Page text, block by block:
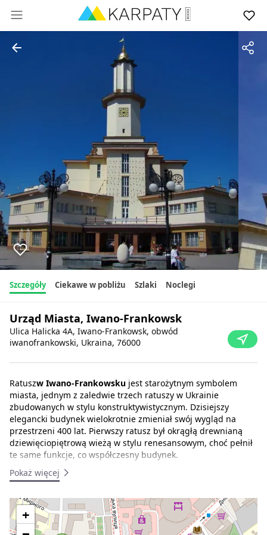
Szczegóły Ciekawe w pobliżu Szlaki Noclegi
Urząd Miasta, Iwano-Frankowsk
Ulica Halicka 4A, Iwano-Frankowsk, obwód
iwanofrankowski, Ukraina, 76000
Ratuszw Iwano-Frankowsku jest starożytnym symbolem
miasta, jednym z zaledwie trzech ratuszy w Ukrainie
zbudowanych w stylu konstruktywistycznym. Dzisiejszy
elegancki budynek wielokrotnie zmieniał swój wygląd na
przestrzeni 400 lat. Pierwszy ratusz był okrągłą drewnianą
dziewięciopiętrową wieżą w stylu renesansowym, choć pełnił
te same funkcje, co współczesny budynek.
Pierwszy drewniany ratusz pojawił się w mieście w 1666 roku
potem, w 1672 roku, został przebudowany i stał się
budynkiem drewniano-kamiennym. Z kilku powodów, w tym
niskiej niezawodności, trwałości i niezadowolenia Potockiego
Pokaż więcej
+